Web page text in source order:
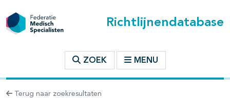
Richtlijnendatabase
ZOEK MENU
Terug naar zoekresultaten